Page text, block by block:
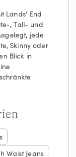
Lands‘ End
, Tall- und
jede
Skinny oder
Blick in
Waist Jeans